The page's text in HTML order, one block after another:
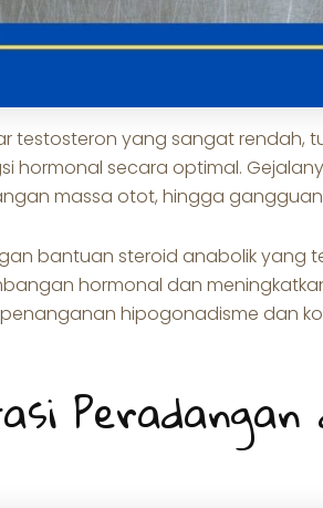
testosteron yang sangat rendah,
hormonal secara optimal.
massa otot, hingga
bantuan steroid anabolik yang
hormonal dan
hipogonadisme dan